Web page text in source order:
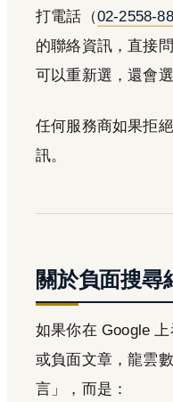
打電話（02-2558-
的聯絡資訊，直接
可以重新選，還會
任何服務商如果拒
訊。
關於負面搜尋
如果你在 Google
或負面文章，龍雲
言」，而是：